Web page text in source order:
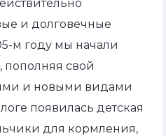
и долговечные
м году мы начали
пополняя свой
и новыми видами
появилась детская
для кормления,